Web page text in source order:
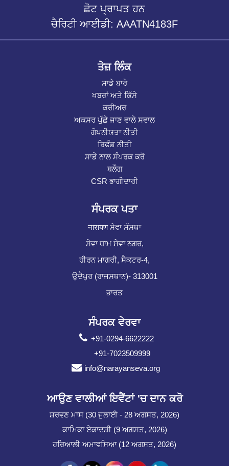
ਛੋਟ ਪ੍ਰਾਪਤ ਹਨ
ਚੈਰਿਟੀ ਆਈਡੀ: AAATN4183F
ਤੇਜ਼ ਲਿੰਕ
ਸਾਡੇ ਬਾਰੇ
ਖਬਰਾਂ ਅਤੇ ਕਿੱਸੇ
ਕਰੀਅਰ
ਅਕਸਰ ਪੁੱਛੇ ਜਾਣ ਵਾਲੇ ਸਵਾਲ
ਗੋਪਨੀਯਤਾ ਨੀਤੀ
ਰਿਫੰਡ ਨੀਤੀ
ਸਾਡੇ ਨਾਲ ਸੰਪਰਕ ਕਰੋ
ਬਲੌਗ
CSR ਭਾਗੀਦਾਰੀ
ਸੰਪਰਕ ਪਤਾ
नारायण ਸੇਵਾ ਸੰਸਥਾ
ਸੇਵਾ ਧਾਮ ਸੇਵਾ ਨਗਰ,
ਹੀਰਨ ਮਾਗਰੀ, ਸੈਕਟਰ-4,
ਉਦੈਪੁਰ (ਰਾਜਸਥਾਨ)- 313001
ਭਾਰਤ
ਸੰਪਰਕ ਵੇਰਵਾ
+91-0294-6622222
+91-7023509999
info@narayanseva.org
ਆਉਣ ਵਾਲੀਆਂ ਇਵੈਂਟਾਂ 'ਚ ਦਾਨ ਕਰੋ
ਸ਼ਰਵਣ ਮਾਸ (30 ਜੁਲਾਈ - 28 ਅਗਸਤ, 2026)
ਕਾਮਿਕਾ ਏਕਾਦਸ਼ੀ (9 ਅਗਸਤ, 2026)
ਹਰਿਆਲੀ ਅਮਾਵਸਿਆ (12 ਅਗਸਤ, 2026)